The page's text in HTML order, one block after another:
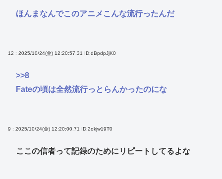
ほんまなんでこのアニメこんな流行ったんだ
12 : 2025/10/24(金) 12:20:57.31 ID:dBpdpJjK0
>>8
Fateの頃は全然流行っとらんかったのにな
9 : 2025/10/24(金) 12:20:00.71 ID:2okjw19T0
ここの信者って記録のためにリピートしてるよな